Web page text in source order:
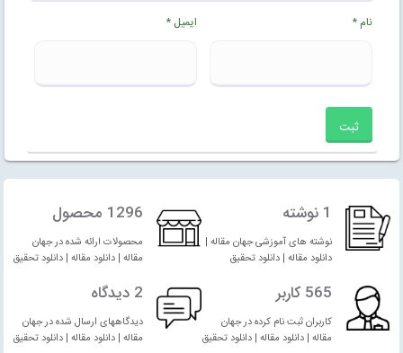
نام* ایمیل*
1 نوشته
نوشته های آموزشی جهان مقاله |
دانلود مقاله | دانلود تحقیق
1296 محصول
محصولات ارائه شده در جهان
مقاله | دانلود مقاله | دانلود تحقیق
565 کاربر
کاربران ثبت نام کرده در جهان
مقاله | دانلود مقاله | دانلود تحقیق
2 دیدگاه
دیدگاههای ارسال شده در جهان
مقاله | دانلود مقاله | دانلود تحقیق